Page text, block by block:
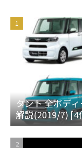
タント 全ボデ
解説(2019/7) [4